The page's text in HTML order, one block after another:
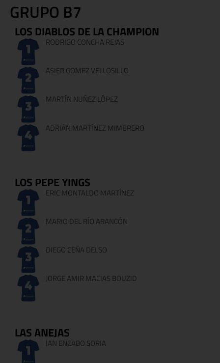
GRUPO B7
LOS DIABLOS DE LA CHAMPION
RODRIGO CONCHA REJAS
ASIER GOMEZ VELLOSILLO
MARTÍN NUÑEZ LÓPEZ
ADRIÁN MARTÍNEZ MIMBRERO
LOS PEPE YINGS
ERIC MONTALDO MARTÍNEZ
MARIO DEL RÍO ARANCÓN
DIEGO CEÑA DELSO
JORGE AMIR MACIAS BOUZID
LAS ANEJAS
IAN ENCABO SORIA